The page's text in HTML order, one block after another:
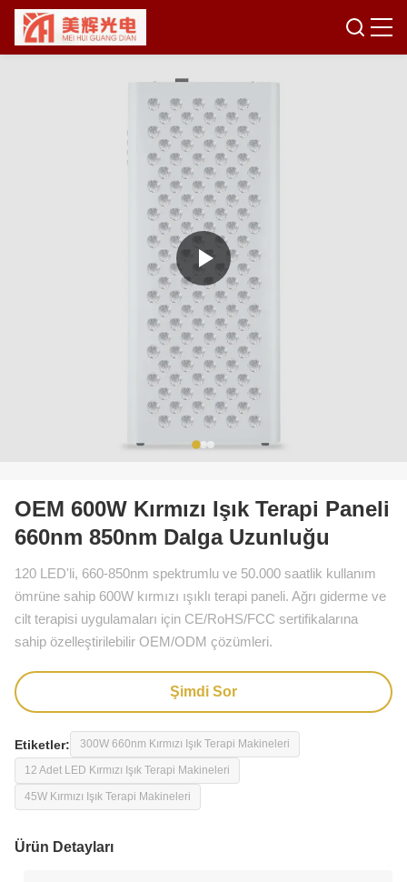
OEM 600W Kırmızı Işık Terapi Paneli
660nm 850nm Dalga Uzunluğu
120 LED'li, 660-850nm spektrumlu ve 50.000 saatlik kullanım
ömrüne sahip 600W kırmızı ışıklı terapi paneli. Ağrı giderme ve
cilt terapisi uygulamaları için CE/RoHS/FCC sertifikalarına
sahip özelleştirilebilir OEM/ODM çözümleri.
Şimdi Sor
Etiketler: 300W 660nm Kırmızı Işık Terapi Makineleri
12 Adet LED Kırmızı Işık Terapi Makineleri
45W Kırmızı Işık Terapi Makineleri
Ürün Detayları